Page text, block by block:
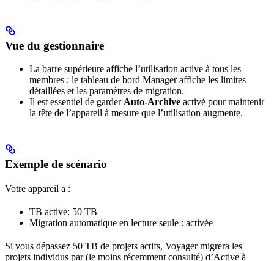
Vue du gestionnaire
La barre supérieure affiche l’utilisation active à tous les
membres ; le tableau de bord Manager affiche les limites
détaillées et les paramètres de migration.
Il est essentiel de garderAuto‐Archive activé pour maintenir
la tête de l’appareil à mesure que l’utilisation augmente.
Exemple de scénario
Votre appareil a :
TB active: 50 TB
Migration automatique en lecture seule : activée
Si vous dépassez 50 TB de projets actifs, Voyager migrera les
projets individus par (le moins récemment consulté) d’Active à